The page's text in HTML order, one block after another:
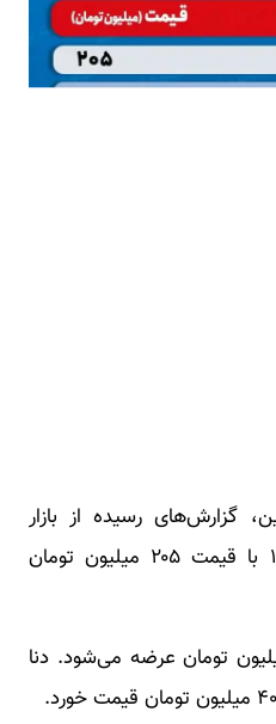
گزارش‌های رسیده از بازار
نشان می‌دهد دیروز پراید ۱۱۱ با قیمت ۲۰۵ میلیون تومان
۱۳۱ نیز با قیمت ۱۸۰ میلیون تومان عرضه می‌شود. دنا